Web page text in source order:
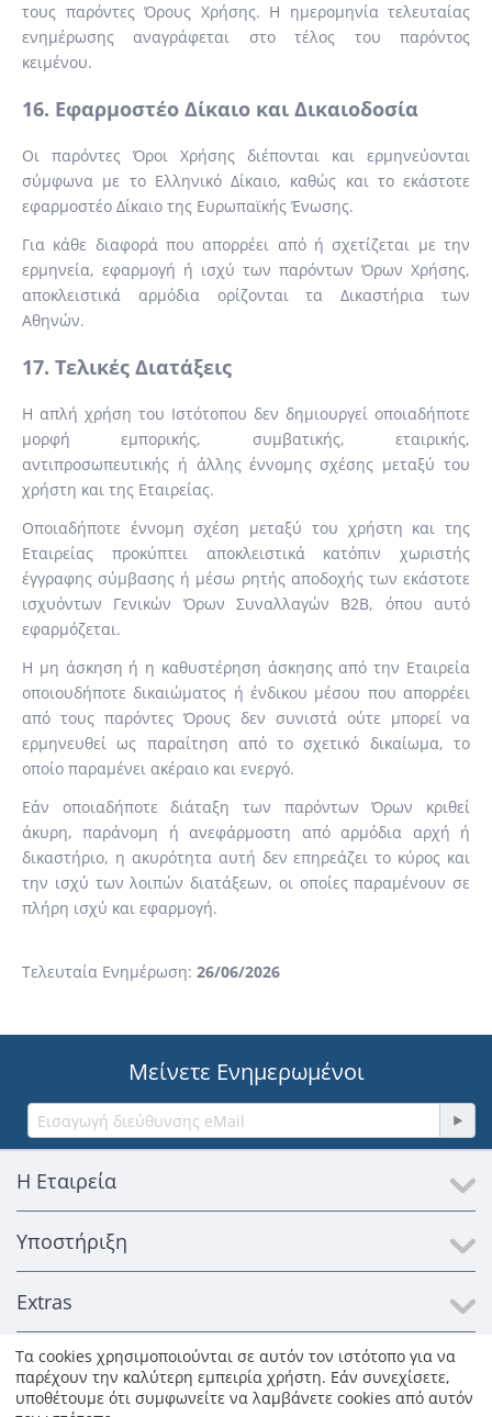
τους παρόντες Όρους Χρήσης. Η ημερομηνία τελευταίας
ενημέρωσης αναγράφεται στο τέλος του παρόντος
κειμένου.
16. Εφαρμοστέο Δίκαιο και Δικαιοδοσία
Οι παρόντες Όροι Χρήσης διέπονται και ερμηνεύονται
σύμφωνα με το Ελληνικό Δίκαιο, καθώς και το εκάστοτε
εφαρμοστέο Δίκαιο της Ευρωπαϊκής Ένωσης.
Για κάθε διαφορά που απορρέει από ή σχετίζεται με την
ερμηνεία, εφαρμογή ή ισχύ των παρόντων Όρων Χρήσης,
αποκλειστικά αρμόδια ορίζονται τα Δικαστήρια των
Αθηνών.
17. Τελικές Διατάξεις
Η απλή χρήση του Ιστότοπου δεν δημιουργεί οποιαδήποτε
μορφή εμπορικής, συμβατικής, εταιρικής,
αντιπροσωπευτικής ή άλλης έννομης σχέσης μεταξύ του
χρήστη και της Εταιρείας.
Οποιαδήποτε έννομη σχέση μεταξύ του χρήστη και της
Εταιρείας προκύπτει αποκλειστικά κατόπιν χωριστής
έγγραφης σύμβασης ή μέσω ρητής αποδοχής των εκάστοτε
ισχυόντων Γενικών Όρων Συναλλαγών B2B, όπου αυτό
εφαρμόζεται.
Η μη άσκηση ή η καθυστέρηση άσκησης από την Εταιρεία
οποιουδήποτε δικαιώματος ή ένδικου μέσου που απορρέει
από τους παρόντες Όρους δεν συνιστά ούτε μπορεί να
ερμηνευθεί ως παραίτηση από το σχετικό δικαίωμα, το
οποίο παραμένει ακέραιο και ενεργό.
Εάν οποιαδήποτε διάταξη των παρόντων Όρων κριθεί
άκυρη, παράνομη ή ανεφάρμοστη από αρμόδια αρχή ή
δικαστήριο, η ακυρότητα αυτή δεν επηρεάζει το κύρος και
την ισχύ των λοιπών διατάξεων, οι οποίες παραμένουν σε
πλήρη ισχύ και εφαρμογή.
Τελευταία Ενημέρωση: 26/06/2026
Μείνετε Ενημερωμένοι
Η Εταιρεία
Υποστήριξη
Extras
Επικοινωνία
Τα cookies χρησιμοποιούνται σε αυτόν τον ιστότοπο για να
παρέχουν την καλύτερη εμπειρία χρήστη. Εάν συνεχίσετε,
υποθέτουμε ότι συμφωνείτε να λαμβάνετε cookies από αυτόν